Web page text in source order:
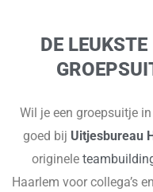
DE
Wil je een groepsuitje
goed bij Uitjesbureau
originele
Haarlem voor collega’s